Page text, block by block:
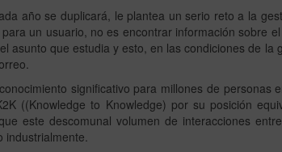
año se duplicará, le plantea un serio reto a la
un usuario, no es encontrar información sobre
asunto que estudia y esto, en las condiciones de la
significativo para millones de personas
((Knowledge to Knowledge) por su posición
este descomunal volumen de interacciones
industrialmente.